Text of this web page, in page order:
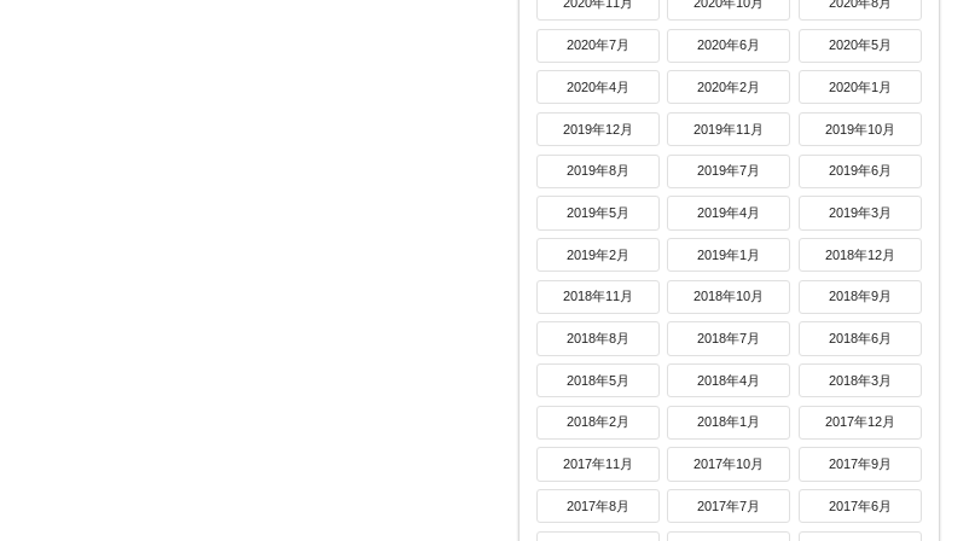
2020年11月 2020年10月 2020年8月
2020年7月 2020年6月 2020年5月
2020年4月 2020年2月 2020年1月
2019年12月 2019年11月 2019年10月
2019年8月 2019年7月 2019年6月
2019年5月 2019年4月 2019年3月
2019年2月 2019年1月 2018年12月
2018年11月 2018年10月 2018年9月
2018年8月 2018年7月 2018年6月
2018年5月 2018年4月 2018年3月
2018年2月 2018年1月 2017年12月
2017年11月 2017年10月 2017年9月
2017年8月 2017年7月 2017年6月